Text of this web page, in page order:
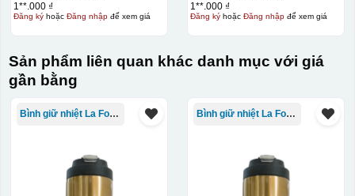
1**.000 ₫
Đăng kýhoặc Đăng nhậpđể xem giá
1**.000 ₫
Đăng kýhoặc Đăng nhậpđể xem giá
Sản phẩm liên quan khác danh mục với giá
gần bằng
Bình giữ nhiệt La Fonte Bình giữ nhiệt La Fonte